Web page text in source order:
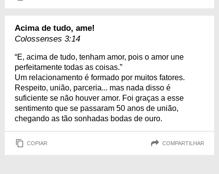
Acima de tudo, ame!
Colossenses 3:14
“E, acima de tudo, tenham amor, pois o amor une
perfeitamente todas as coisas.”
Um relacionamento é formado por muitos fatores.
Respeito, união, parceria... mas nada disso é
suficiente se não houver amor. Foi graças a esse
sentimento que se passaram 50 anos de união,
chegando as tão sonhadas bodas de ouro.
COPIAR COMPARTILHAR